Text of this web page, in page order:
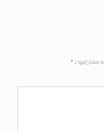
مشار إليها بـ*